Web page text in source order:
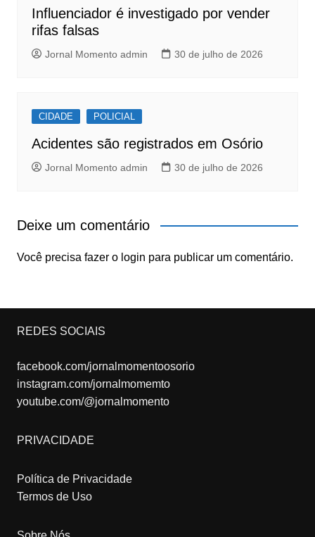
Influenciador é investigado por vender
rifas falsas
Jornal Momento admin 30 de julho de 2026
CIDADE POLICIAL
Acidentes são registrados em Osório
Jornal Momento admin 30 de julho de 2026
Deixe um comentário
Você precisa fazer o login para publicar um comentário.
REDES SOCIAIS
facebook.com/jornalmomentoosorio
instagram.com/jornalmomemto
youtube.com/@jornalmomento
PRIVACIDADE
Política de Privacidade
Termos de Uso